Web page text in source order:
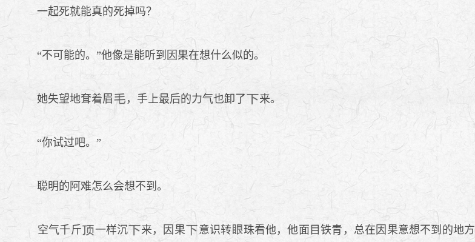
一起死就能真的死掉吗？
“不可能的。”他像是能听到因果在想什么似的。
她失望地耷着眉 ，手上最后的力气也卸了 来。
“你试过吧。”
聪明的阿难怎么会想不到。
空气千斤 一样沉 来，因果 意识转 珠看他，他面目铁青，总在因果意想不到的地方